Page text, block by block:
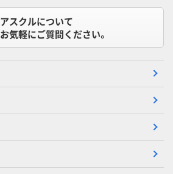
アスクルについて
お気軽にご質問ください。